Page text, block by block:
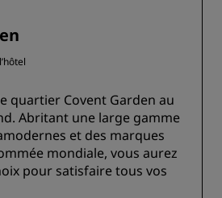
quartier Covent Garden au
Abritant une large gamme
et des marques
mondiale, vous aurez
pour satisfaire tous vos